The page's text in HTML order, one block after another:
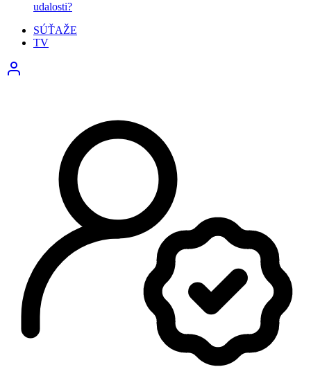
udalosti?
SÚŤAŽE
TV